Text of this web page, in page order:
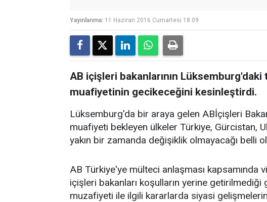
Yayınlanma: 11 Haziran 2016 Cumartesi 18:09
AB içişleri bakanlarının Lüksemburg'daki
muafiyetinin gecikeceğini kesinleştirdi.
Lüksemburg'da bir araya gelen ABİçişleri
muafiyeti bekleyen ülkeler Türkiye, Gürcistan,
yakın bir zamanda değişiklik olmayacağı belli
AB Türkiye'ye mülteci anlaşması
içişleri bakanları koşulların yerine
muzafiyeti ile ilgili kararlarda siyasi gelişmelerin